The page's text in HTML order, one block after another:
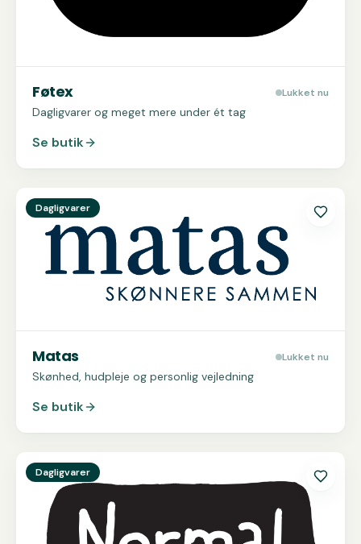
Føtex Lukket nu
Dagligvarer og meget mere under ét tag
Se butik
SeMatas
Dagligvarer
Matas Lukket nu
Skønhed, hudpleje og personlig vejledning
Se butik
SeNormal
Dagligvarer